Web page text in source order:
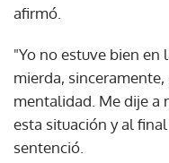
afirmó.
"Yo no estuve bien en
mierda,
mentalidad. Me dije a
esta situación y al
sentenció.